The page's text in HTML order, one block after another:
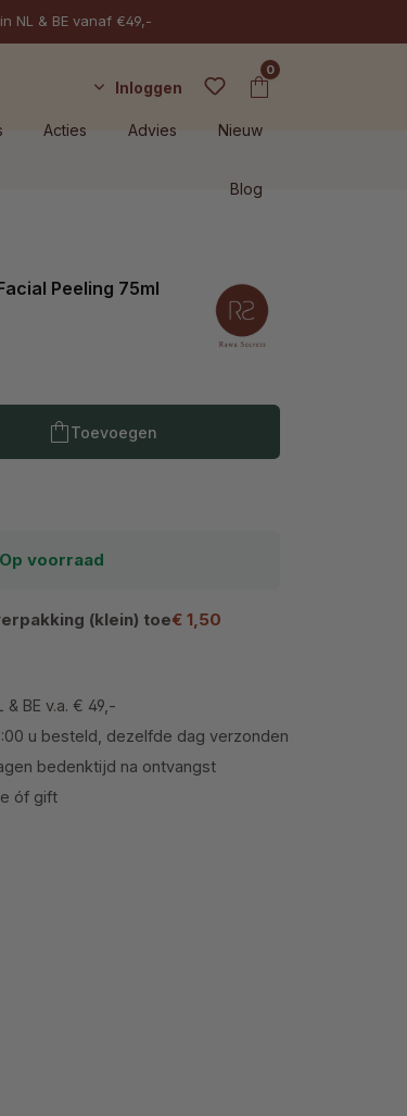
NL & BE vanaf €49,-
Inloggen
0
Acties Advies Nieuw
Blog
Peeling 75ml
Voer de
Toevoegen
Op voorraad
(klein) toe€ 1,50
BE v.a. € 49,-
u besteld, dezelfde dag verzonden
bedenktijd na ontvangst
óf gift